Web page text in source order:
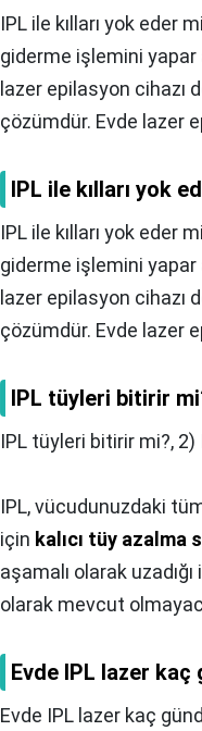
IPL ile kılları yok eder
giderme işlemini yapar
lazer epilasyon cihazı
çözümdür. Evde lazer
IPL ile kılları yok
IPL ile kılları yok eder
giderme işlemini yapar
lazer epilasyon cihazı
çözümdür. Evde lazer
IPL tüyleri bitirir
IPL tüyleri bitirir mi?, 2)
IPL, vücudunuzdaki
için kalıcı tüy
aşamalı olarak
olarak mevcut
Evde IPL lazer kaç
Evde IPL lazer kaç